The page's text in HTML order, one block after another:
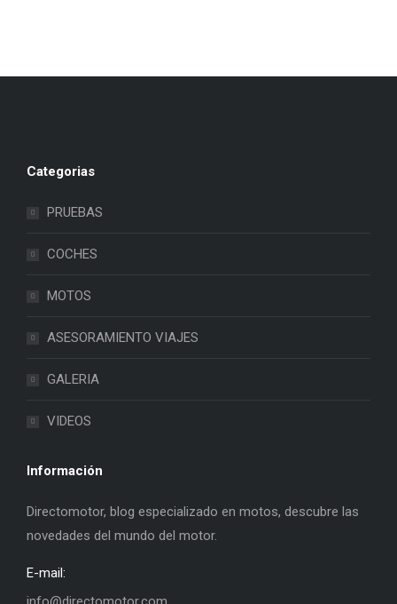
Categorias
PRUEBAS
COCHES
MOTOS
ASESORAMIENTO VIAJES
GALERIA
VIDEOS
Información
Directomotor, blog especializado en motos, descubre las
novedades del mundo del motor.
E-mail: